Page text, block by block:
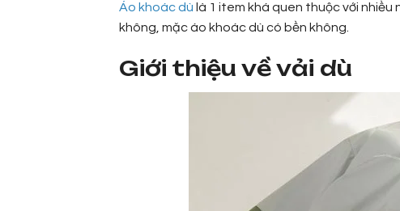
Áo khoác dù là 1 item khá quen thuộc với
không, mặc áo khoác dù có bền không.
Giới thiệu về vải dù